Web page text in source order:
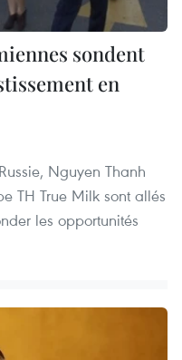
sondent
en
Nguyen Thanh
TH True Milk sont allés
les opportunités